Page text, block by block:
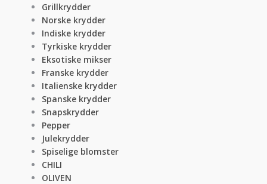
Grillkrydder
Norske krydder
Indiske krydder
Tyrkiske krydder
Eksotiske mikser
Franske krydder
Italienske krydder
Spanske krydder
Snapskrydder
Pepper
Julekrydder
Spiselige blomster
CHILI
OLIVEN